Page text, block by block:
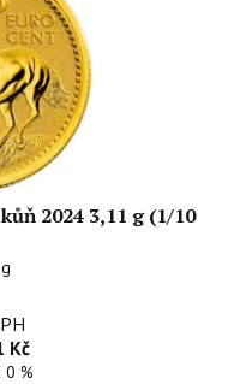
2024 3,11 g (1/10
Kč
0 %